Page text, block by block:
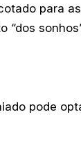
para
pode